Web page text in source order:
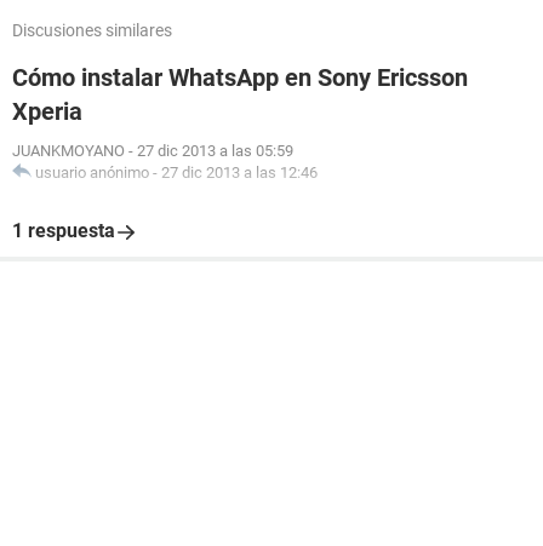
Discusiones similares
Cómo instalar WhatsApp en Sony Ericsson
Xperia
JUANKMOYANO - 27 dic 2013 a las 05:59
usuario anónimo - 27 dic 2013 a las 12:46
1 respuesta